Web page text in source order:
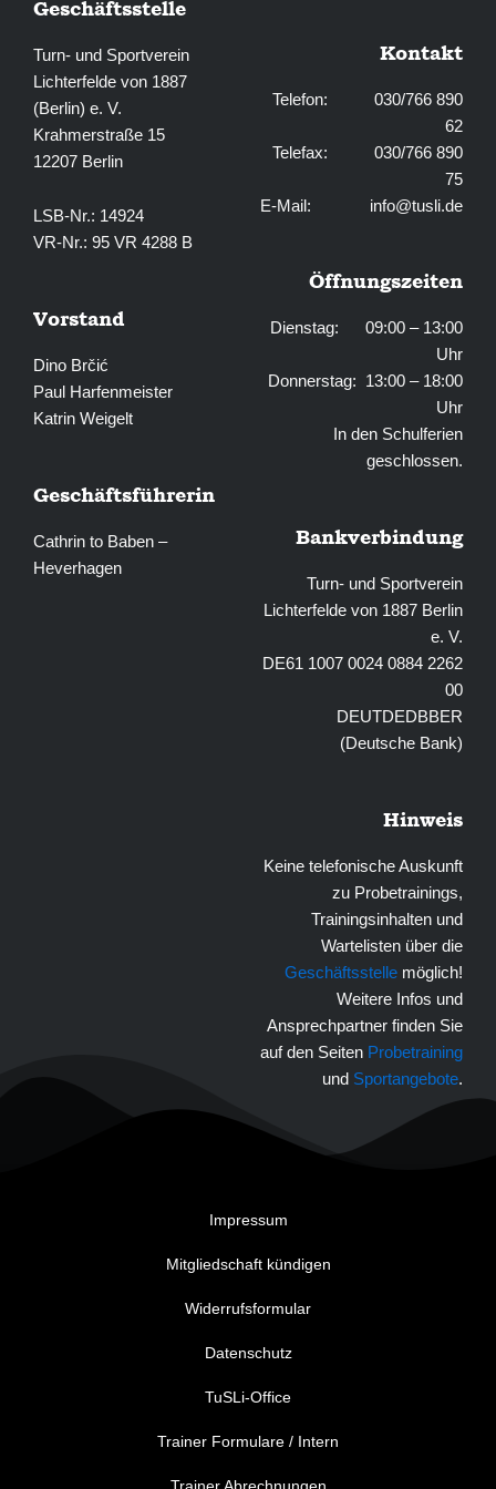
Geschäftsstelle
Turn- und Sportverein
Lichterfelde von 1887
(Berlin) e. V.
Krahmerstraße 15
12207 Berlin
LSB-Nr.: 14924
VR-Nr.: 95 VR 4288 B
Vorstand
Dino Brčić
Paul Harfenmeister
Katrin Weigelt
Geschäftsführerin
Cathrin to Baben –
Heverhagen
Kontakt
Telefon: 030/766 890
62
Telefax: 030/766 890
75
E-Mail: info@tusli.de
Öffnungszeiten
Dienstag: 09:00 – 13:00
Uhr
Donnerstag: 13:00 – 18:00
Uhr
In den Schulferien
geschlossen.
Bankverbindung
Turn- und Sportverein
Lichterfelde von 1887 Berlin
e. V.
DE61 1007 0024 0884 2262
00
DEUTDEDBBER
(Deutsche Bank)
Hinweis
Keine telefonische Auskunft
zu Probetrainings,
Trainingsinhalten und
Wartelisten über die
Geschäftsstelle möglich!
Weitere Infos und
Ansprechpartner finden Sie
auf den Seiten Probetraining
und Sportangebote.
Impressum
Mitgliedschaft kündigen
Widerrufsformular
Datenschutz
TuSLi-Office
Trainer Formulare / Intern